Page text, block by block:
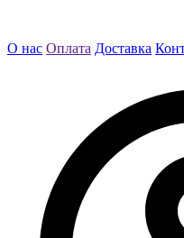
О нас Оплата Доставка